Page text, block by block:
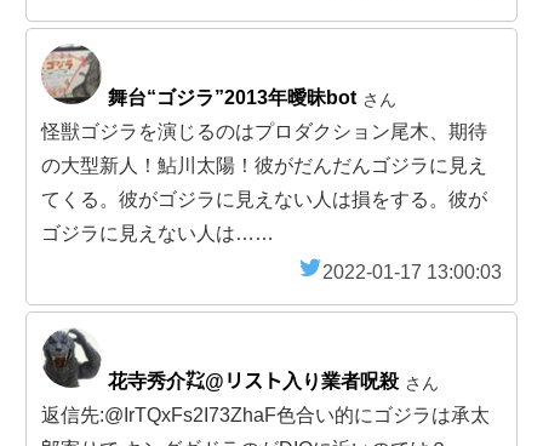
舞台“ゴジラ”2013年曖昧bot さん
怪獣ゴジラを演じるのはプロダクション尾木、期待
の大型新人！鮎川太陽！彼がだんだんゴジラに見え
てくる。彼がゴジラに見えない人は損をする。彼が
ゴジラに見えない人は……
2022-01-17 13:00:03
花寺秀介㌠@リスト入り業者呪殺 さん
返信先:@IrTQxFs2I73ZhaF色合い的にゴジラは承太